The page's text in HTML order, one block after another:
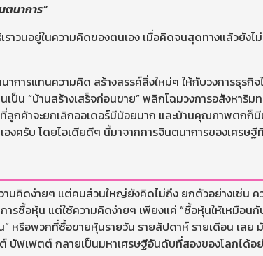
ตนาการ”
าวนอยู่ในความคิดของตนเอง เมื่อคิดจนสุดทางแล้วยัง
ารแทนความคิด สร้างสรรค์สิ่งใหม่ๆ ให้กับวงการธุรกิจ
ป็น “บ้านสร้างเสร็จก่อนขาย” พลิกโฉมวงการอสังหาริ
ค้าจะยกเลิกออเดอร์มีน้อยมาก และบ้านคุณภาพตกก็มี
งครับ โดยไอเดียดีๆ นี้มาจากการจินตนาการของเศรษ
ามคิดง่ายๆ แต่คนส่วนใหญ่ยังคิดไม่ถึง ยกตัวอย่างเช่น
รซื้อหุ้น แต่ใช้ความคิดง่ายๆ เพียงแค่ “ซื้อหุ้นให้เหมือนกั
หรือพวกที่ซื้อขายหุ้นรายวัน รายสัปดาห์ รายเดือน เลย
บัฟเฟตต์ กลายเป็นมหาเศรษฐีอันดับที่สองของโลกได้อ